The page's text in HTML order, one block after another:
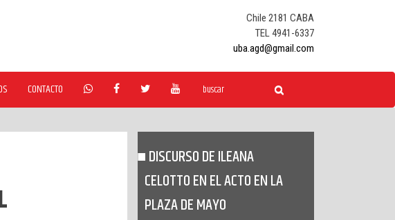
Chile 2181 CABA
TEL 4941-6337
uba.agd@gmail.com
CONTACTO
DISCURSO DE ILEANA
CELOTTO EN EL ACTO EN LA
PLAZA DE MAYO